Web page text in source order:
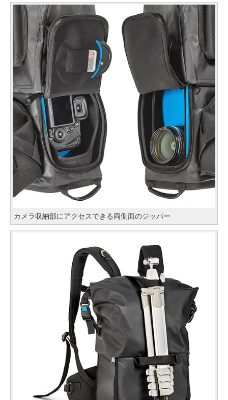
カメラ収納部にアクセスできる両側面のジッパー